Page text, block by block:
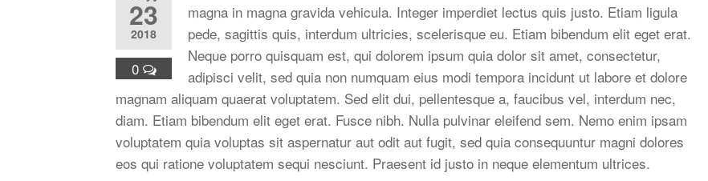
23
2018
0
magna in magna gravida vehicula. Integer imperdiet lectus quis justo. Etiam ligula
pede, sagittis quis, interdum ultricies, scelerisque eu. Etiam bibendum elit eget erat.
Neque porro quisquam est, qui dolorem ipsum quia dolor sit amet, consectetur,
adipisci velit, sed quia non numquam eius modi tempora incidunt ut labore et dolore
magnam aliquam quaerat voluptatem. Sed elit dui, pellentesque a, faucibus vel, interdum nec,
diam. Etiam bibendum elit eget erat. Fusce nibh. Nulla pulvinar eleifend sem. Nemo enim ipsam
voluptatem quia voluptas sit aspernatur aut odit aut fugit, sed quia consequuntur magni dolores
eos qui ratione voluptatem sequi nesciunt. Praesent id justo in neque elementum ultrices.